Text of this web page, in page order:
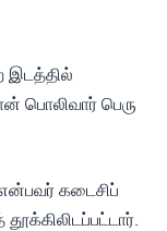
இடத்தில்
பொலிவார் பெரு
கடைசிப்